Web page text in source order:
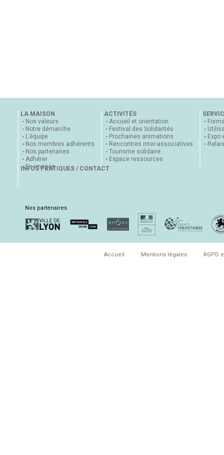
LA MAISON
Nos valeurs
Notre démarche
L’équipe
Nos membres adhérents
Nos partenaires
Adhérer
En images
ACTIVITÉS
Accueil et orientation
Festival des Solidarités
Prochaines animations
Rencontres inter-associatives
Tourisme solidaire
Espace ressources
Expo
INFOS PRATIQUES / CONTACT
Nos partenaires
Accueil Mentions légales RGPD